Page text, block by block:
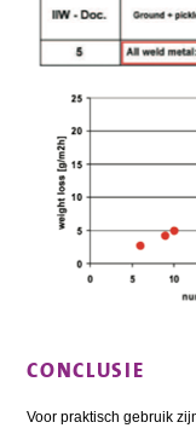
CONCLUSIE
Voor praktisch gebruik